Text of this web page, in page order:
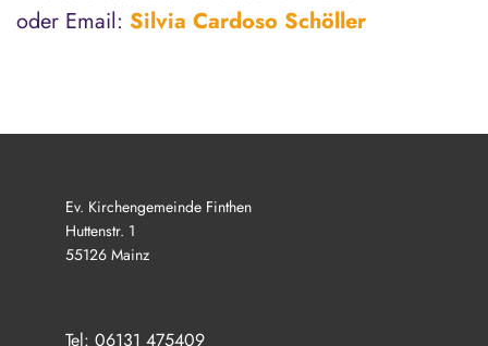
oder Email: Silvia Cardoso Schöller
Ev. Kirchengemeinde Finthen
Huttenstr. 1
55126 Mainz
Tel: 06131 475409